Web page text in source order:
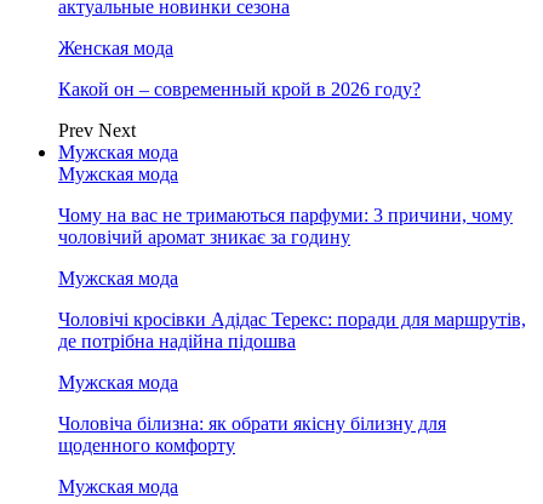
актуальные новинки сезона
Женская мода
Какой он – современный крой в 2026 году?
Prev Next
Мужская мода
Мужская мода
Чому на вас не тримаються парфуми: 3 причини, чому
чоловічий аромат зникає за годину
Мужская мода
Чоловічі кросівки Адідас Терекс: поради для маршрутів,
де потрібна надійна підошва
Мужская мода
Чоловіча білизна: як обрати якісну білизну для
щоденного комфорту
Мужская мода